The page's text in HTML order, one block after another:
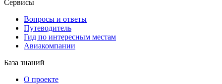
Сервисы
Вопросы и ответы
Путеводитель
Гид по интересным местам
Авиакомпании
База знаний
О проекте